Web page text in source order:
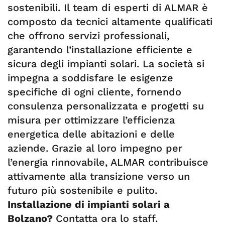
sostenibili. Il team di esperti di ALMAR è
composto da tecnici altamente qualificati
che offrono servizi professionali,
garantendo l’installazione efficiente e
sicura degli impianti solari. La società si
impegna a soddisfare le esigenze
specifiche di ogni cliente, fornendo
consulenza personalizzata e progetti su
misura per ottimizzare l’efficienza
energetica delle abitazioni e delle
aziende. Grazie al loro impegno per
l’energia rinnovabile, ALMAR contribuisce
attivamente alla transizione verso un
futuro più sostenibile e pulito.
Installazione di impianti solari a
Bolzano? Contatta ora lo staff.